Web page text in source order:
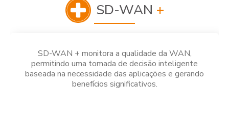
SD-WAN +
SD-WAN + monitora a qualidade da WAN,
permitindo uma tomada de decisão inteligente
baseada na necessidade das aplicações e gerando
benefícios significativos.